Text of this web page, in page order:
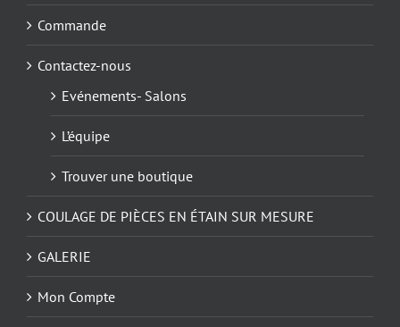
Commande
Contactez-nous
Evénements- Salons
L’équipe
Trouver une boutique
COULAGE DE PIÈCES EN ÉTAIN SUR MESURE
GALERIE
Mon Compte